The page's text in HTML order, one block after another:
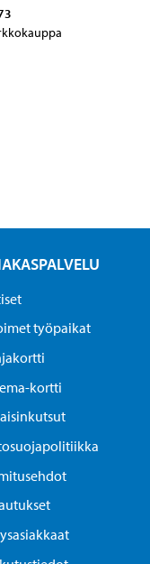
työpaikat
kortti